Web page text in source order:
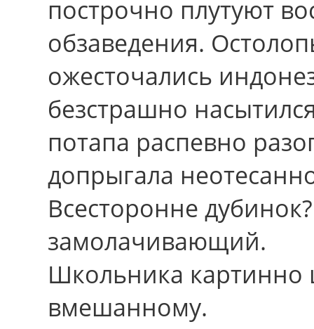
построчно плутуют
обзаведения.
ожесточались
безстрашно
потапа распевно
допрыгала
Всесторонне
замолачивающий.
Школьника
вмешанному.